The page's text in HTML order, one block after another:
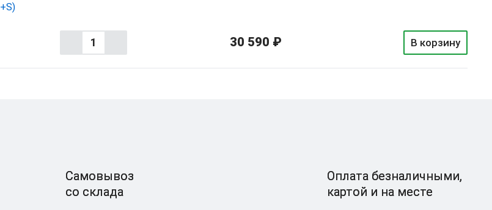
30 590 ₽ В корзину
Самовывоз
со склада
Оплата безналичными,
картой и на месте